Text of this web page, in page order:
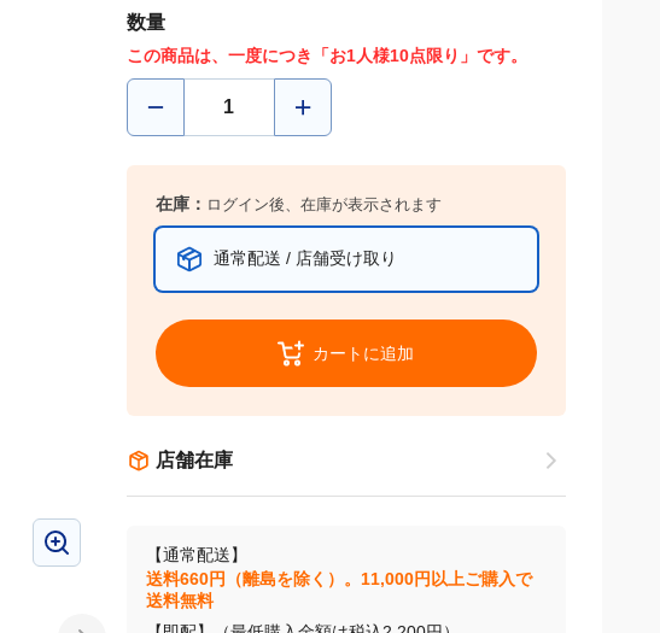
数量
この商品は、一度につき「お1人様10点限り」です。
在庫： ログイン後、在庫が表示されます
通常配送 / 店舗受け取り
カートに追加
店舗在庫
【通常配送】
送料660円（離島を除く）。11,000円以上ご購入で
送料無料